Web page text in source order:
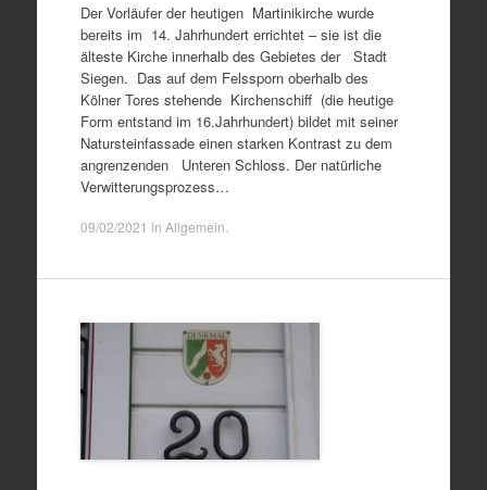
Der Vorläufer der heutigen Martinikirche wurde
bereits im 14. Jahrhundert errichtet – sie ist die
älteste Kirche innerhalb des Gebietes der Stadt
Siegen. Das auf dem Felssporn oberhalb des
Kölner Tores stehende Kirchenschiff (die heutige
Form entstand im 16.Jahrhundert) bildet mit seiner
Natursteinfassade einen starken Kontrast zu dem
angrenzenden Unteren Schloss. Der natürliche
Verwitterungsprozess…
09/02/2021 in Allgemein